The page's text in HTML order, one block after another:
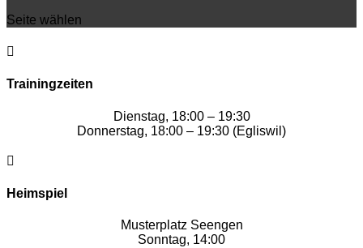
Seite wählen

Trainingzeiten
Dienstag, 18:00 – 19:30
Donnerstag, 18:00 – 19:30 (Egliswil)

Heimspiel
Musterplatz Seengen
Sonntag, 14:00